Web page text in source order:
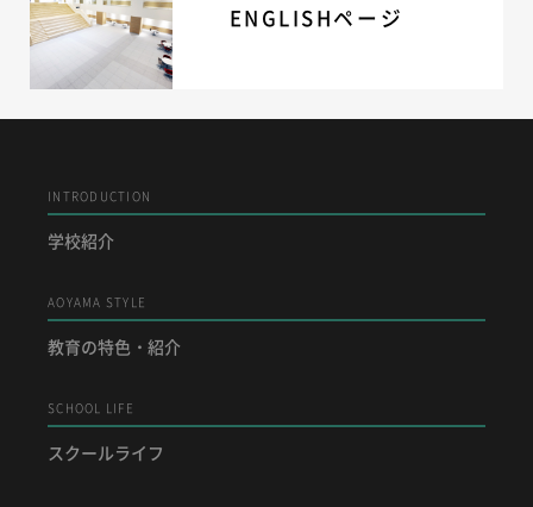
ENGLISHページ
INTRODUCTION
学校紹介
AOYAMA STYLE
教育の特色・紹介
SCHOOL LIFE
スクールライフ